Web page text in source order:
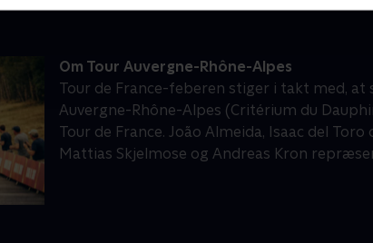
Om Tour Auvergne-Rhône-Alpes
Tour de France-feberen stiger i takt med,
Auvergne-Rhône-Alpes (Critérium du
Tour de France. João Almeida, Isaac del
Mattias Skjelmose og Andreas Kron